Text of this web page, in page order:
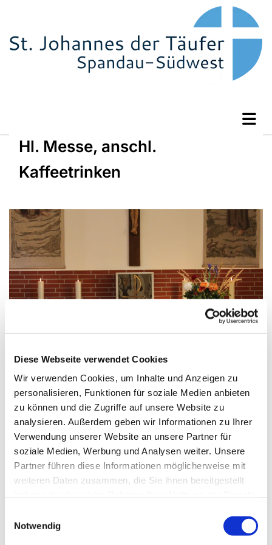
Diese Webseite verwendet Cookies
Wir verwenden Cookies, um Inhalte und Anzeigen zu
personalisieren, Funktionen für soziale Medien anbieten
zu können und die Zugriffe auf unsere Website zu
analysieren. Außerdem geben wir Informationen zu Ihrer
Verwendung unserer Website an unsere Partner für
soziale Medien, Werbung und Analysen weiter. Unsere
Partner führen diese Informationen möglicherweise mit
weiteren Daten zusammen, die Sie ihnen bereitgestellt
Notwendig
Hl. Messe, anschl.
Kaffeetrinken
Dienstag, 18. Mai 2027, 09:00 Uhr
St. Franziskus, Hackbuschstraße 14,
13591 Berlin